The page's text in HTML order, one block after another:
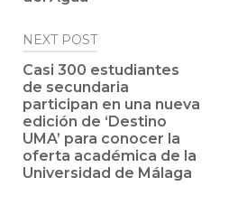
NEXT POST
Casi 300 estudiantes
de secundaria
participan en una nueva
edición de ‘Destino
UMA’ para conocer la
oferta académica de la
Universidad de Málaga